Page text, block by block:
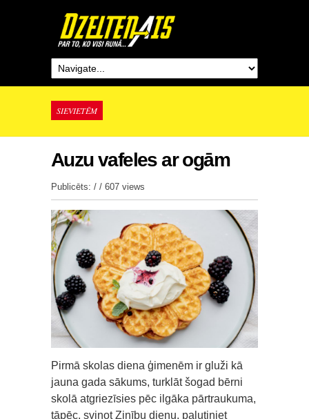
SIEVIETĒM
Auzu vafeles ar ogām
Publicēts: / / 607 views
Pirmā skolas diena ģimenēm ir gluži kā
jauna gada sākums, turklāt šogad bērni
skolā atgriezīsies pēc ilgāka pārtraukuma,
tāpēc, svinot Zinību dienu, palutiniet